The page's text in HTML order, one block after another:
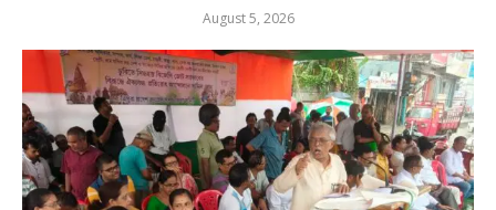
August 5, 2026